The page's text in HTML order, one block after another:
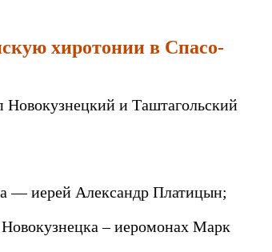
хиротонии в Спасо-
Новокузнецкий и Таштагольский
— иерей Александр Платицын;
Новокузнецка – иеромонах Марк